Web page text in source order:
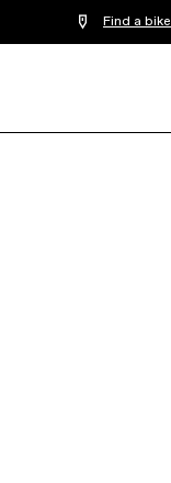
Find a